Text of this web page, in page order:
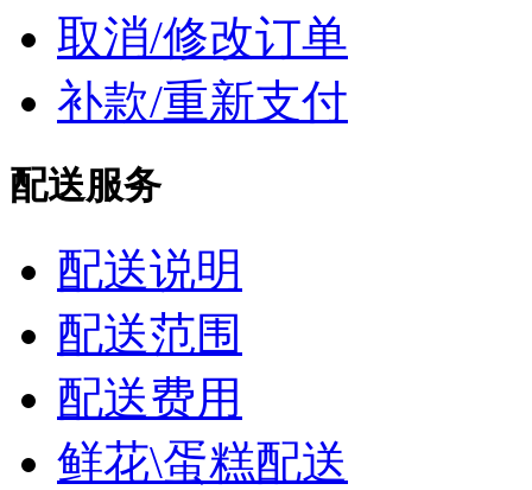
取消/修改订单
补款/重新支付
配送服务
配送说明
配送范围
配送费用
鲜花\蛋糕配送